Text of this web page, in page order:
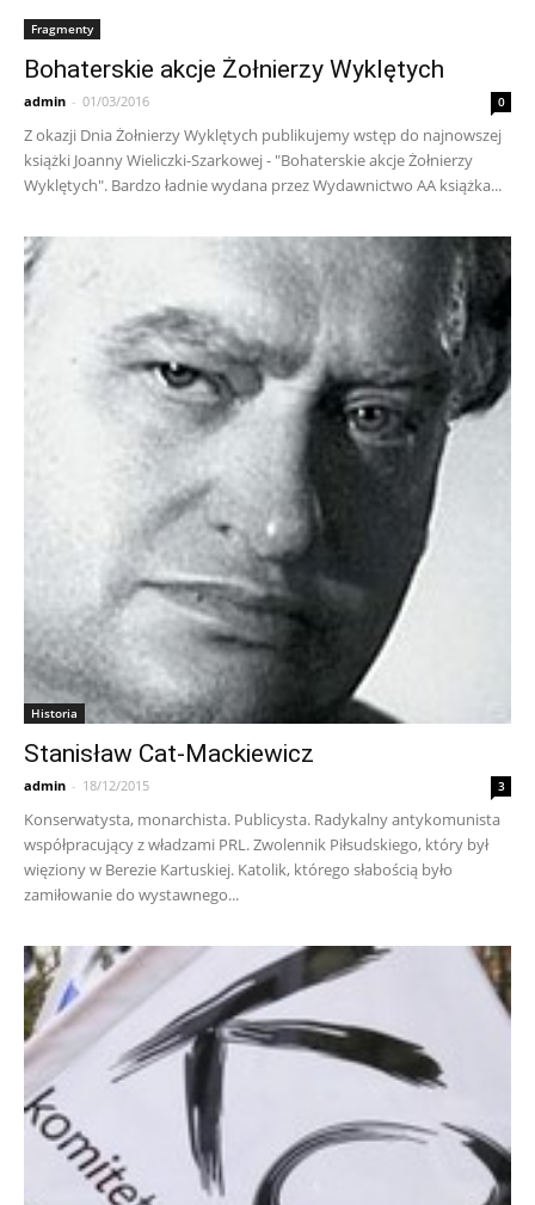
Fragmenty
Bohaterskie akcje Żołnierzy Wyklętych
admin - 01/03/2016 0
Z okazji Dnia Żołnierzy Wyklętych publikujemy wstęp do najnowszej
książki Joanny Wieliczki-Szarkowej - "Bohaterskie akcje Żołnierzy
Wyklętych". Bardzo ładnie wydana przez Wydawnictwo AA książka...
Historia
Stanisław Cat-Mackiewicz
admin - 18/12/2015 3
Konserwatysta, monarchista. Publicysta. Radykalny antykomunista
współpracujący z władzami PRL. Zwolennik Piłsudskiego, który był
więziony w Berezie Kartuskiej. Katolik, którego słabością było
zamiłowanie do wystawnego...